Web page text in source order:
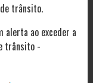
trânsito.
alerta ao exceder a
trânsito -